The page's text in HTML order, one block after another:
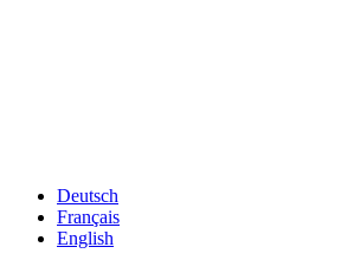
Deutsch
Français
English